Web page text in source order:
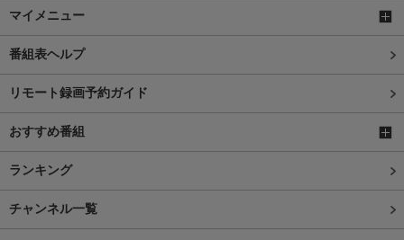
マイメニュー
番組表ヘルプ
リモート録画予約ガイド
おすすめ番組
ランキング
チャンネル一覧